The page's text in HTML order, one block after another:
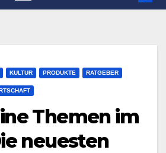
KULTUR PRODUKTE RATGEBER
Themen im
neuesten